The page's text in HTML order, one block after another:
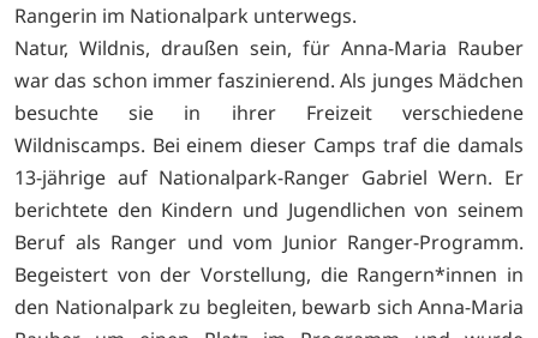
Rangerin im Nationalpark unterwegs.
Natur, Wildnis, draußen sein, für Anna-Maria Rauber
war das schon immer faszinierend. Als junges Mädchen
besuchte sie in ihrer Freizeit verschiedene
Wildniscamps. Bei einem dieser Camps traf die damals
13-jährige auf Nationalpark-Ranger Gabriel Wern. Er
berichtete den Kindern und Jugendlichen von seinem
Beruf als Ranger und vom Junior Ranger-Programm.
Begeistert von der Vorstellung, die Rangern*innen in
den Nationalpark zu begleiten, bewarb sich Anna-Maria